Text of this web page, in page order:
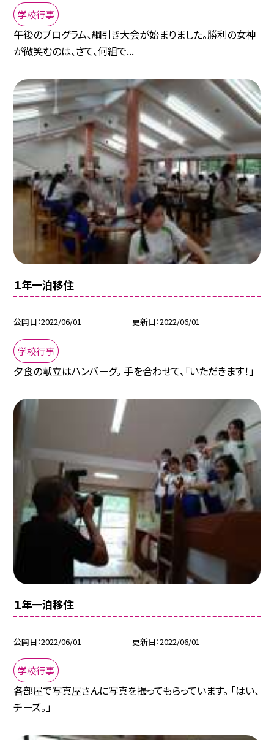
学校行事
午後のプログラム、綱引き大会が始まりました。勝利の女神
が微笑むのは、さて、何組で...
１年一泊移住
公開日 2022/06/01 更新日 2022/06/01
学校行事
夕食の献立はハンバーグ。 手を合わせて、「いただきます！」
１年一泊移住
公開日 2022/06/01 更新日 2022/06/01
学校行事
各部屋で写真屋さんに写真を撮ってもらっています。 「はい、
チーズ。」